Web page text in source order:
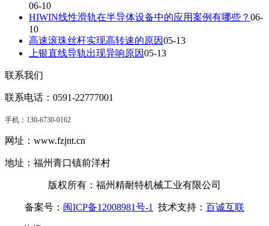
06-10
HIWIN线性滑轨在半导体设备中的应用案例有哪些？ 06-
10
高速滚珠丝杆实现高转速的原因05-13
上银直线导轨出现异响原因05-13
联系我们
联系电话：0591-22777001
手机： 130-6730-0162
网址：www.fzjnt.cn
地址：福州青口镇前洋村
版权所有：福州精耐特机械工业有限公司
备案号： 闽ICP备12008981号-1 技术支持： 百诚互联